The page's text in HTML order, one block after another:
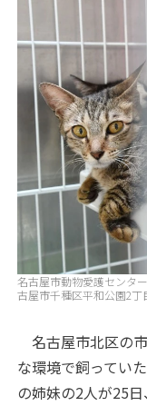
名古屋市動物愛護センタ
古屋市千種区平和公園2丁
名古屋市北区の
な環境で飼ってい
の姉妹の2人が25